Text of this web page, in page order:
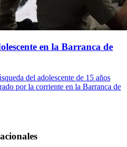
en la Barranca de
del adolescente de 15 años
por la corriente en la Barranca de